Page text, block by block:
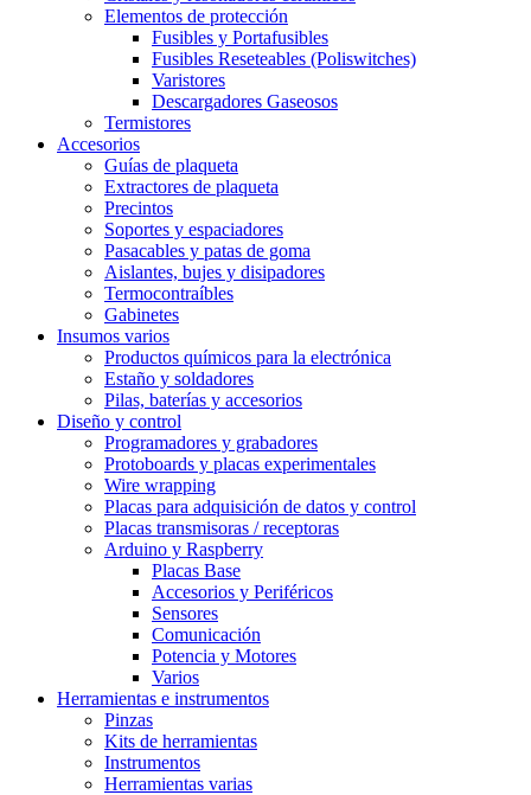
Elementos de protección
Fusibles y Portafusibles
Fusibles Reseteables (Poliswitches)
Varistores
Descargadores Gaseosos
Termistores
Accesorios
Guías de plaqueta
Extractores de plaqueta
Precintos
Soportes y espaciadores
Pasacables y patas de goma
Aislantes, bujes y disipadores
Termocontraíbles
Gabinetes
Insumos varios
Productos químicos para la electrónica
Estaño y soldadores
Pilas, baterías y accesorios
Diseño y control
Programadores y grabadores
Protoboards y placas experimentales
Wire wrapping
Placas para adquisición de datos y control
Placas transmisoras / receptoras
Arduino y Raspberry
Placas Base
Accesorios y Periféricos
Sensores
Comunicación
Potencia y Motores
Varios
Herramientas e instrumentos
Pinzas
Kits de herramientas
Instrumentos
Herramientas varias